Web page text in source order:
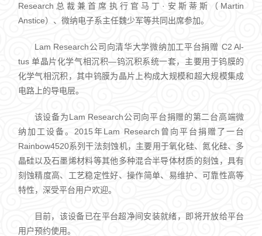
Research总裁兼首席执行官马丁·安斯蒂斯（Martin
Anstice）、微纳电子系主任魏少军等共同出席参加。
Lam Research公司向清华大学微纳加工平台捐赠 C2 Al-
tus 单晶片化学气相沉积—钨沉积系统一套，主要用于钨膜的
化学气相沉积，其中钨膜为晶片上构成大规模和超大规模集成
电路上的导电层。
该设备为Lam Research公司向平台捐赠的第二台高端微
纳加工设备。2015年Lam Research曾向平台捐赠了一台
Rainbow4520系列干法刻蚀机，主要用于氧化硅、氮化硅、多
晶硅以及石墨烯材料等其他多种混合半导体材质的刻蚀，具有
刻蚀精度高、工艺稳定性好、操作简单、易维护、可靠性高等
特性，深受平台用户欢迎。
目前，该设备已在平台超净间安装就绪，即将开放给平台
用户预约使用。